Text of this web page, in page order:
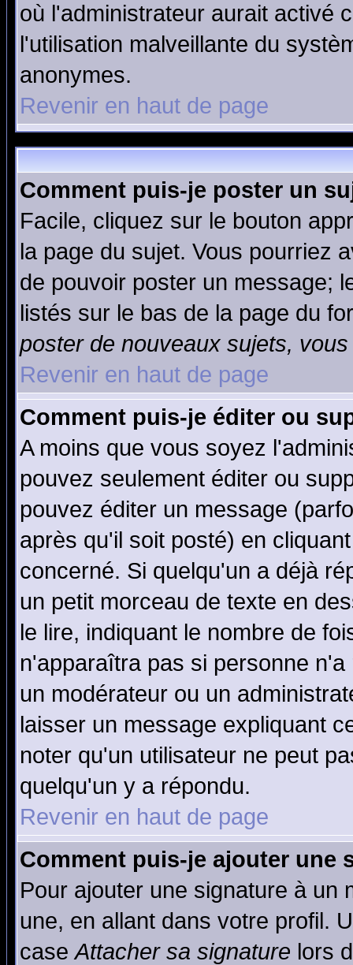
où l'administrateur aurait activé
l'utilisation malveillante du
anonymes.
Revenir en haut de page
Comment puis-je poster un
Facile, cliquez sur le bouton
la page du sujet. Vous pourriez
de pouvoir poster un message;
listés sur le bas de la page du
poster de nouveaux sujets,
Revenir en haut de page
Comment puis-je éditer ou
A moins que vous soyez
pouvez seulement éditer ou
pouvez éditer un message
après qu'il soit posté) en
concerné. Si quelqu'un a déjà
un petit morceau de texte en
le lire, indiquant le nombre de
n'apparaîtra pas si personne
un modérateur ou un
laisser un message expliquant
noter qu'un utilisateur ne peut
quelqu'un y a répondu.
Revenir en haut de page
Comment puis-je ajouter une
Pour ajouter une signature à un
une, en allant dans votre profil.
caseAttacher sa signature lors